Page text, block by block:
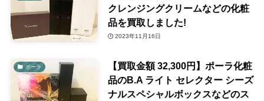
クレンジングクリームなどの化粧
品を買取しました!
2023年11月16日
ポーラ
【買取金額 32,300円】ポーラ化粧
品のB.A ライト セレクター シーズ
ナルスペシャルボックスなどのス